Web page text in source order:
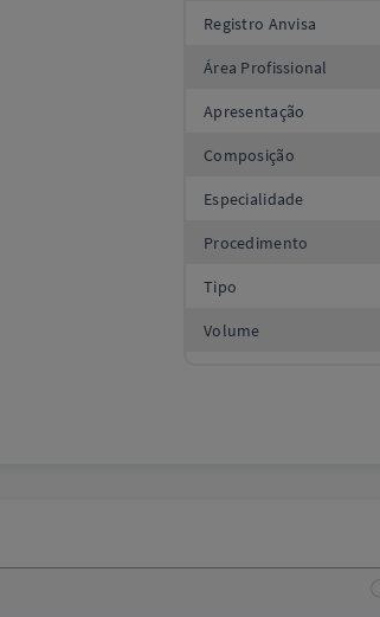
Registro Anvisa
Área Profissional
Apresentação
Composição
Especialidade
Procedimento
Tipo
Volume